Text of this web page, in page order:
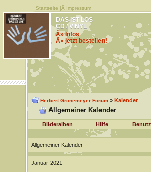
Startseite |Â Impressum
DAS IST LOS
CD / VINYL
Â» Infos
Â» jetzt bestellen!
Herbert Grönemeyer Forum» Kalender
Allgemeiner Kalender
Bilderalben Hilfe
Allgemeiner Kalender
Januar 2021